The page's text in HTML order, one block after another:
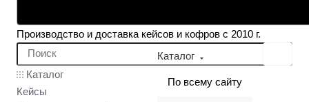
Производство и доставка кейсов и кофров с 2010 г.
Каталог
По всему сайту
Каталог
Кейсы